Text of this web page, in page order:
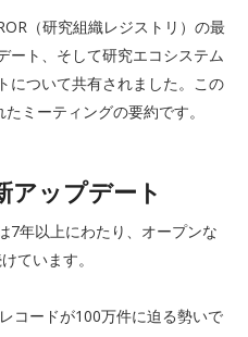
（研究組織レジストリ）の最
ート、そして研究エコシステム
について共有されました。この
ミーティングの要約です。
アップデート
7年以上にわたり、オープンな
ています。
コードが100万件に迫る勢いで